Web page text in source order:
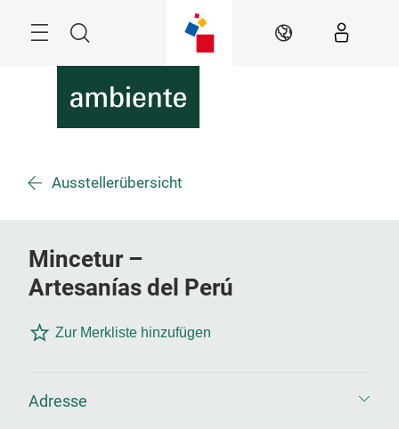
Suche DE
Ausstellerübersicht
Mincetur –
Artesanías del Perú
Zur Merkliste hinzufügen
Adresse